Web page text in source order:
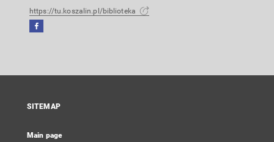
https://tu.koszalin.pl/biblioteka
Facebook
open
new
SITEMAP
Main page